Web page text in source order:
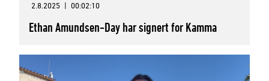
2.8.2025 | 00:02:10
Ethan Amundsen-Day har signert for Kamma